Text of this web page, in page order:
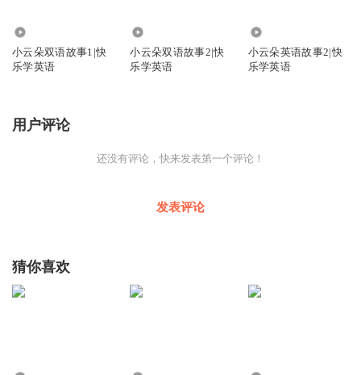
小云朵双语故事1|快
乐学英语
小云朵双语故事2|快
乐学英语
小云朵英语故事2|快
乐学英语
用户评论
还没有评论，快来发表第一个评论！
发表评论
猜你喜欢